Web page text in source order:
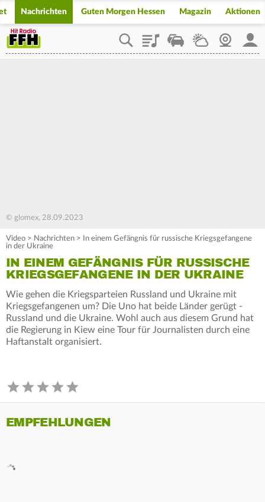
Nachrichten Guten Morgen Hessen Magazin Aktionen
PlaylistStaupilotWetterWebcam
© glomex, 28.09.2023
Video > Nachrichten >
In einem Gefängnis für russische Kriegsgefangene
in der Ukraine
IN EINEM GEFÄNGNIS FÜR RUSSISCHE
KRIEGSGEFANGENE IN DER UKRAINE
Wie gehen die Kriegsparteien Russland und Ukraine mit
Kriegsgefangenen um? Die Uno hat beide Länder gerügt -
Russland und die Ukraine. Wohl auch aus diesem Grund hat
die Regierung in Kiew eine Tour für Journalisten durch eine
Haftanstalt organisiert.
EMPFEHLUNGEN